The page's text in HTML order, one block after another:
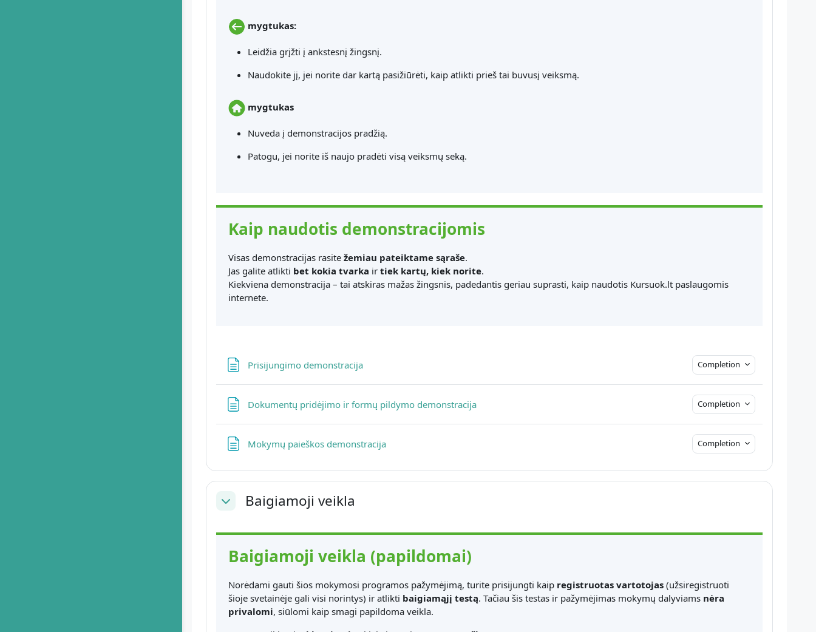
mygtukas:
Leidžia grįžti į ankstesnį žingsnį.
Naudokite jį, jei norite dar kartą pasižiūrėti, kaip atlikti prieš tai buvusį veiksmą.
mygtukas
Nuveda į demonstracijos pradžią.
Patogu, jei norite iš naujo pradėti visą veiksmų seką.
Kaip naudotis demonstracijomis
Visas demonstracijas rasite žemiau pateiktame sąraše.
Jas galite atlikti bet kokia tvarka ir tiek kartų, kiek norite.
Kiekviena demonstracija – tai atskiras mažas žingsnis, padedantis geriau suprasti, kaip naudotis Kursuok.lt paslaugomis
internete.
Prisijungimo demonstracijaPage Completion
Dokumentų pridėjimo ir formų pildymo demonstracijaPage Completion
Mokymų paieškos demonstracijaPage Completion
CollapseBaigiamoji veikla
Baigiamoji veikla (papildomai)
Norėdami gauti šios mokymosi programos pažymėjimą, turite prisijungti kaip registruotas vartotojas (užsiregistruoti
šioje svetainėje gali visi norintys) ir atlikti baigiamąjį testą. Tačiau šis testas ir pažymėjimas mokymų dalyviams nėra
privalomi, siūlomi kaip smagi papildoma veikla.